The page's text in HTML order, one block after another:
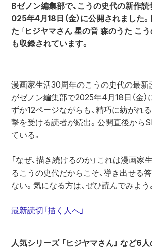
Bゼノン編集部で、こうの史代の新作読
025年4月18日（金）に公開されました
た『ヒジヤマさん 星の音 森のうた こ
も収録されています。
漫画家生活30周年のこうの史代の最新
がゼノン編集部で2025年4月18日（金）
ずか12ページながらも、精巧に紡がれ
撃を受ける読者が続出。公開直後から
ている。
「なぜ、描き続けるのか」これは漫画家
るこうの史代だからこそ、導き出せる
ない。気になる方は、ぜひ読んでみよう
最新読切「描く人へ」
人気シリーズ 「ヒジヤマさん」 など6人